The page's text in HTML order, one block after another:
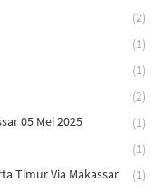
(2)
(1)
(1)
(2)
05 Mei 2025
(1)
(1)
Timur Via Makassar
(1)